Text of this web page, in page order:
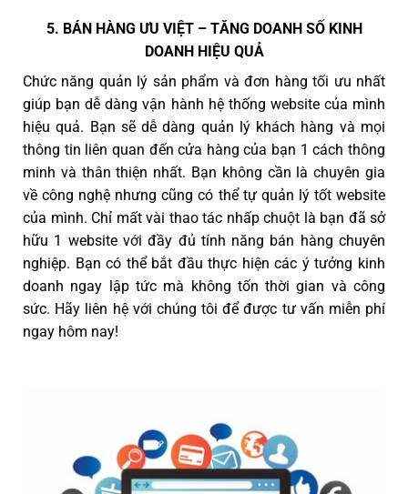
5. BÁN HÀNG ƯU VIỆT – TĂNG DOANH SỐ KINH
DOANH HIỆU QUẢ
Chức năng quản lý sản phẩm và đơn hàng tối ưu nhất
giúp bạn dễ dàng vận hành hệ thống website của mình
hiệu quả. Bạn sẽ dễ dàng quản lý khách hàng và mọi
thông tin liên quan đến cửa hàng của bạn 1 cách thông
minh và thân thiện nhất. Bạn không cần là chuyên gia
về công nghệ nhưng cũng có thể tự quản lý tốt website
của mình. Chỉ mất vài thao tác nhấp chuột là bạn đã sở
hữu 1 website với đầy đủ tính năng bán hàng chuyên
nghiệp. Bạn có thể bắt đầu thực hiện các ý tưởng kinh
doanh ngay lập tức mà không tốn thời gian và công
sức. Hãy liên hệ với chúng tôi để được tư vấn miễn phí
ngay hôm nay!